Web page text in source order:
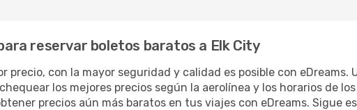
reservar boletos baratos a Elk City
precio, con la mayor seguridad y calidad es posible con
los mejores precios según la aerolínea y los horarios de
precios aún más baratos en tus viajes con eDreams. Sigue